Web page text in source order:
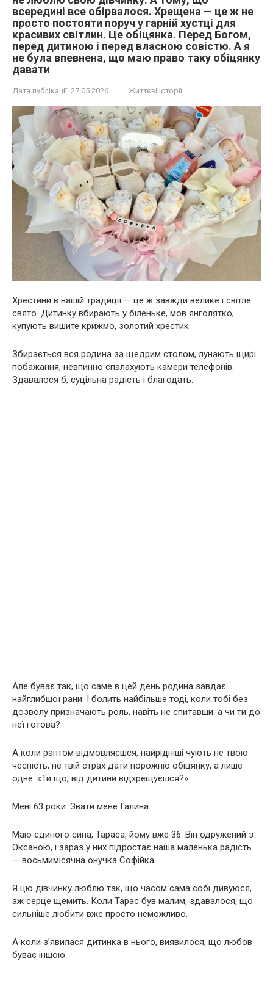
всередині все обірвалося. Хрещена — це ж не
просто постояти поруч у гарній хустці для
красивих світлин. Це обіцянка. Перед Богом,
перед дитиною і перед власною совістю. А я
не була впевнена, що маю право таку обіцянку
давати
Дата публікації: 27.05.2026 Життєві історії
Хрестини в нашій традиції — це ж завжди велике і світле
свято. Дитинку вбирають у біленьке, мов янголятко,
купують вишите крижмо, золотий хрестик.
Збирається вся родина за щедрим столом, лунають щирі
побажання, невпинно спалахують камери телефонів.
Здавалося б, суцільна радість і благодать.
Але буває так, що саме в цей день родина завдає
найглибшої рани. І болить найбільше тоді, коли тобі без
дозволу призначають роль, навіть не спитавши: а чи ти до
неї готова?
А коли раптом відмовляєшся, найрідніші чують не твою
чесність, не твій страх дати порожню обіцянку, а лише
одне: «Ти що, від дитини відхрещуєшся?»
Мені 63 роки. Звати мене Галина.
Маю єдиного сина, Тараса, йому вже 36. Він одружений з
Оксаною, і зараз у них підростає наша маленька радість
— восьмимісячна онучка Софійка.
Я цю дівчинку люблю так, що часом сама собі дивуюся,
аж серце щемить. Коли Тарас був малим, здавалося, що
сильніше любити вже просто неможливо.
А коли з’явилася дитинка в нього, виявилося, що любов
буває іншою.